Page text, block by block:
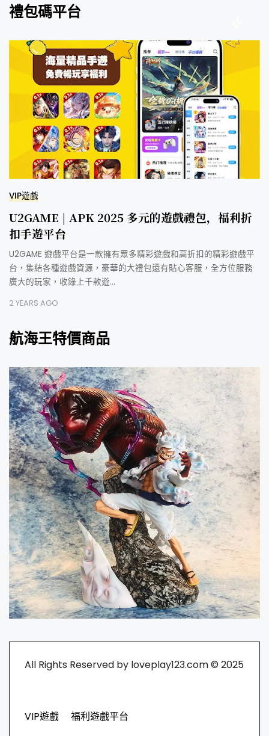
禮包碼平台
VIP遊戲
U2GAME | APK 2025 多元的遊戲禮包，福利折
扣手遊平台
U2GAME 遊戲平台是一款擁有眾多精彩遊戲和高折扣的精彩遊戲平
台，集結各種遊戲資源，豪華的大禮包還有貼心客服，全方位服務
廣大的玩家，收錄上千款遊…
2 YEARS AGO
航海王特價商品
All Rights Reserved by loveplay123.com © 2025
VIP遊戲 福利遊戲平台